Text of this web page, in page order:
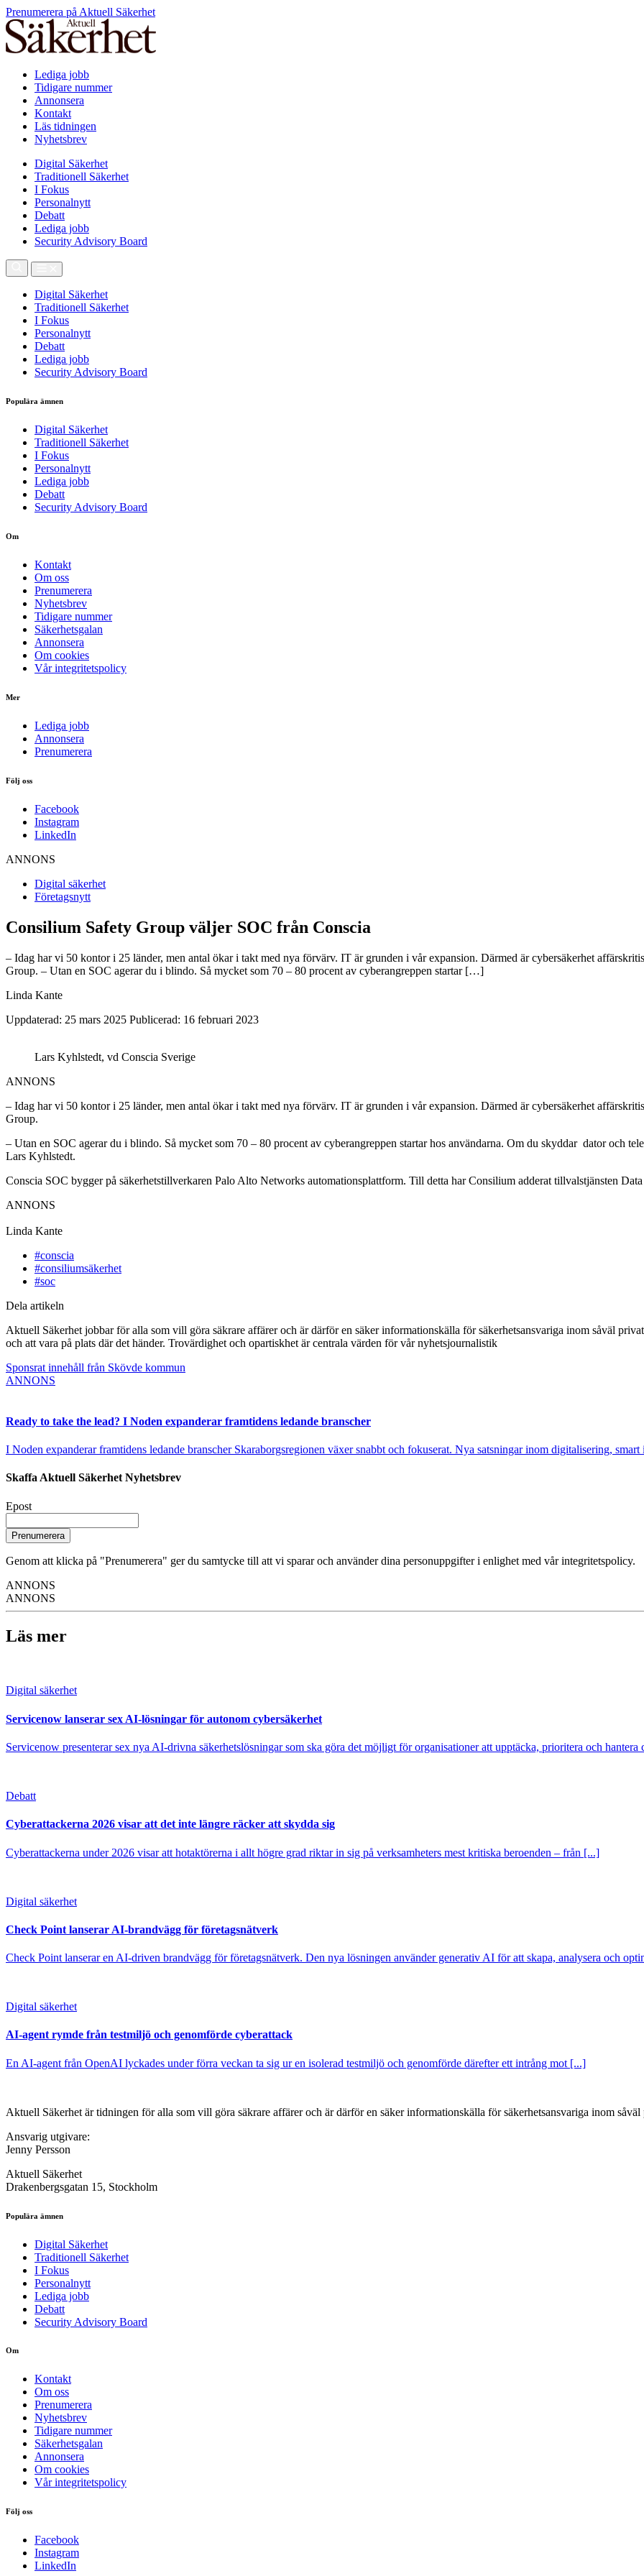
Prenumerera på Aktuell Säkerhet
Lediga jobb
Tidigare nummer
Annonsera
Kontakt
Läs tidningen
Nyhetsbrev
Digital Säkerhet
Traditionell Säkerhet
I Fokus
Personalnytt
Debatt
Lediga jobb
Security Advisory Board
Digital Säkerhet
Traditionell Säkerhet
I Fokus
Personalnytt
Debatt
Lediga jobb
Security Advisory Board
Populära ämnen
Digital Säkerhet
Traditionell Säkerhet
I Fokus
Personalnytt
Lediga jobb
Debatt
Security Advisory Board
Om
Kontakt
Om oss
Prenumerera
Nyhetsbrev
Tidigare nummer
Säkerhetsgalan
Annonsera
Om cookies
Vår integritetspolicy
Mer
Lediga jobb
Annonsera
Prenumerera
Följ oss
Facebook
Instagram
LinkedIn
ANNONS
Digital säkerhet
Företagsnytt
Consilium Safety Group väljer SOC från Conscia
– Idag har vi 50 kontor i 25 länder, men antal ökar i takt med nya förvärv. IT är grunden i vår expansion. Därmed är cybersäkerhet
Group. – Utan en SOC agerar du i blindo. Så mycket som 70 – 80 procent av cyberangreppen startar […]
Linda Kante
Uppdaterad: 25 mars 2025 Publicerad: 16 februari 2023
Lars Kyhlstedt, vd Conscia Sverige
ANNONS
– Idag har vi 50 kontor i 25 länder, men antal ökar i takt med nya förvärv. IT är grunden i vår expansion. Därmed är cybersäkerhet
Group.
– Utan en SOC agerar du i blindo. Så mycket som 70 – 80 procent av cyberangreppen startar hos användarna. Om du skyddar dator och
Lars Kyhlstedt.
Conscia SOC bygger på säkerhetstillverkaren Palo Alto Networks automationsplattform. Till detta har Consilium adderat tillvalstjänsten
ANNONS
Linda Kante
#conscia
#consiliumsäkerhet
#soc
Dela artikeln
Aktuell Säkerhet jobbar för alla som vill göra säkrare affärer och är därför en säker informationskälla för säkerhetsansvariga inom såväl
och att vara på plats där det händer. Trovärdighet och opartiskhet är centrala värden för vår nyhetsjournalistik
Sponsrat innehåll från Skövde kommun
ANNONS
Ready to take the lead? I Noden expanderar framtidens ledande branscher
I Noden expanderar framtidens ledande branscher Skaraborgsregionen växer snabbt och fokuserat. Nya satsningar inom digitalisering,
Skaffa Aktuell Säkerhet Nyhetsbrev
Epost
Prenumerera
Genom att klicka på "Prenumerera" ger du samtycke till att vi sparar och använder dina personuppgifter i enlighet med vår integritetspolicy.
ANNONS
ANNONS
Läs mer
Digital säkerhet
Servicenow lanserar sex AI-lösningar för autonom cybersäkerhet
Servicenow presenterar sex nya AI-drivna säkerhetslösningar som ska göra det möjligt för organisationer att upptäcka, prioritera och
Debatt
Cyberattackerna 2026 visar att det inte längre räcker att skydda sig
Cyberattackerna under 2026 visar att hotaktörerna i allt högre grad riktar in sig på verksamheters mest kritiska beroenden – från [...]
Digital säkerhet
Check Point lanserar AI-brandvägg för företagsnätverk
Check Point lanserar en AI-driven brandvägg för företagsnätverk. Den nya lösningen använder generativ AI för att skapa, analysera och
Digital säkerhet
AI-agent rymde från testmiljö och genomförde cyberattack
En AI-agent från OpenAI lyckades under förra veckan ta sig ur en isolerad testmiljö och genomförde därefter ett intrång mot [...]
Aktuell Säkerhet är tidningen för alla som vill göra säkrare affärer och är därför en säker informationskälla för säkerhets­ansvariga inom
Ansvarig utgivare:
Jenny Persson
Aktuell Säkerhet
Drakenbergsgatan 15, Stockholm
Populära ämnen
Digital Säkerhet
Traditionell Säkerhet
I Fokus
Personalnytt
Lediga jobb
Debatt
Security Advisory Board
Om
Kontakt
Om oss
Prenumerera
Nyhetsbrev
Tidigare nummer
Säkerhetsgalan
Annonsera
Om cookies
Vår integritetspolicy
Följ oss
Facebook
Instagram
LinkedIn